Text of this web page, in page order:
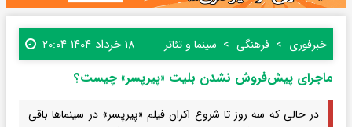
خبرفوری فرهنگی سینما و تئاتر ۱۸ خرداد ۱۴۰۴ ۲۰:۰۴
ماجرای پیش‌فروش نشدن بلیت «پیرپسر» چیست؟
در حالی که سه روز تا شروع اکران فیلم «پیرپسر» در سینماها باقی